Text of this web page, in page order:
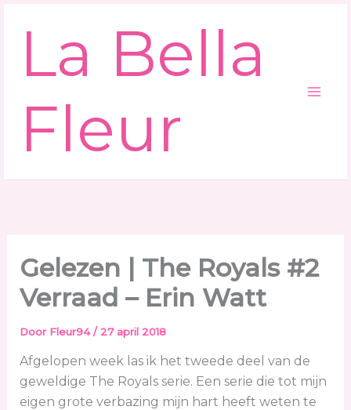
naar
inhoudLa Bella
Fleur
Gelezen | The Royals #2
Verraad – Erin Watt
Door Fleur94/ 27 april 2018
Afgelopen week las ik het tweede deel van de
geweldige The Royals serie. Een serie die tot mijn
eigen grote verbazing mijn hart heeft weten te